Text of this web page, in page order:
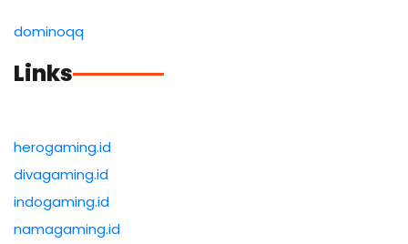
dominoqq
Links
herogaming.id
divagaming.id
indogaming.id
namagaming.id